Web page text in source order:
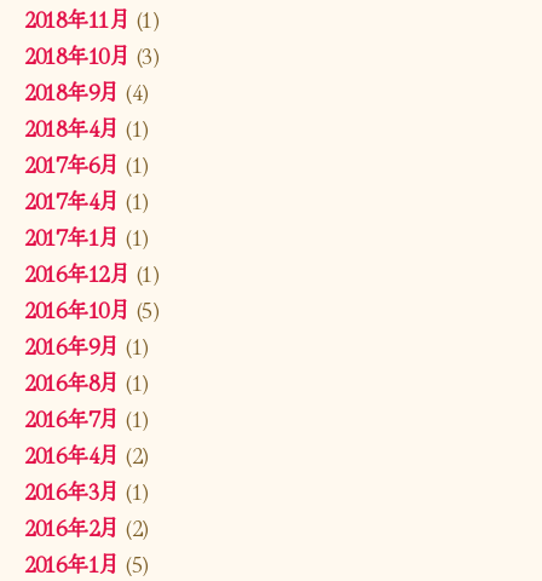
2018年11月 (1)
2018年10月 (3)
2018年9月 (4)
2018年4月 (1)
2017年6月 (1)
2017年4月 (1)
2017年1月 (1)
2016年12月 (1)
2016年10月 (5)
2016年9月 (1)
2016年8月 (1)
2016年7月 (1)
2016年4月 (2)
2016年3月 (1)
2016年2月 (2)
2016年1月 (5)